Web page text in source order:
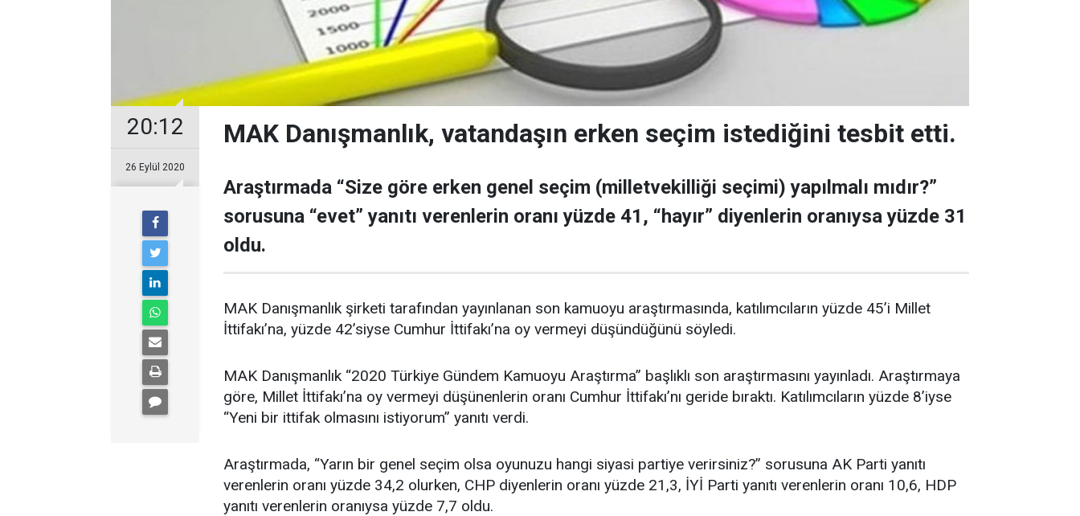
20:12
26 Eylül 2020
MAK Danışmanlık, vatandaşın erken seçim istediğini tesbit etti.
Araştırmada “Size göre erken genel seçim (milletvekilliği seçimi) yapılmalı mıdır?”
sorusuna “evet” yanıtı verenlerin oranı yüzde 41, “hayır” diyenlerin oranıysa yüzde 31
oldu.
MAK Danışmanlık şirketi tarafından yayınlanan son kamuoyu araştırmasında, katılımcıların yüzde 45’i Millet
İttifakı’na, yüzde 42’siyse Cumhur İttifakı’na oy vermeyi düşündüğünü söyledi.
MAK Danışmanlık “2020 Türkiye Gündem Kamuoyu Araştırma” başlıklı son araştırmasını yayınladı. Araştırmaya
göre, Millet İttifakı’na oy vermeyi düşünenlerin oranı Cumhur İttifakı’nı geride bıraktı. Katılımcıların yüzde 8’iyse
“Yeni bir ittifak olmasını istiyorum” yanıtı verdi.
Araştırmada, “Yarın bir genel seçim olsa oyunuzu hangi siyasi partiye verirsiniz?” sorusuna AK Parti yanıtı
verenlerin oranı yüzde 34,2 olurken, CHP diyenlerin oranı yüzde 21,3, İYİ Parti yanıtı verenlerin oranı 10,6, HDP
yanıtı verenlerin oranıysa yüzde 7,7 oldu.